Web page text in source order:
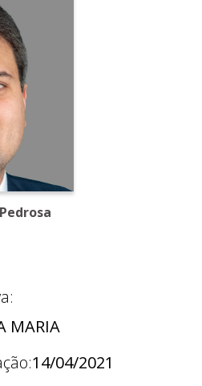
MARIA
14/04/2021